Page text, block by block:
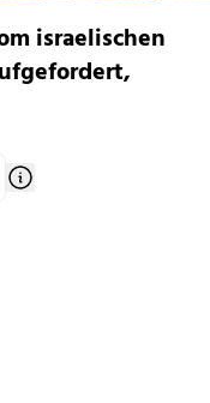
israelischen